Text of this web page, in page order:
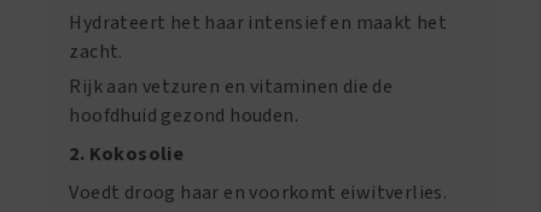
Hydrateert het haar intensief en maakt het
zacht.
Rijk aan vetzuren en vitaminen die de
hoofdhuid gezond houden.
2. Kokosolie
Voedt droog haar en voorkomt eiwitverlies.